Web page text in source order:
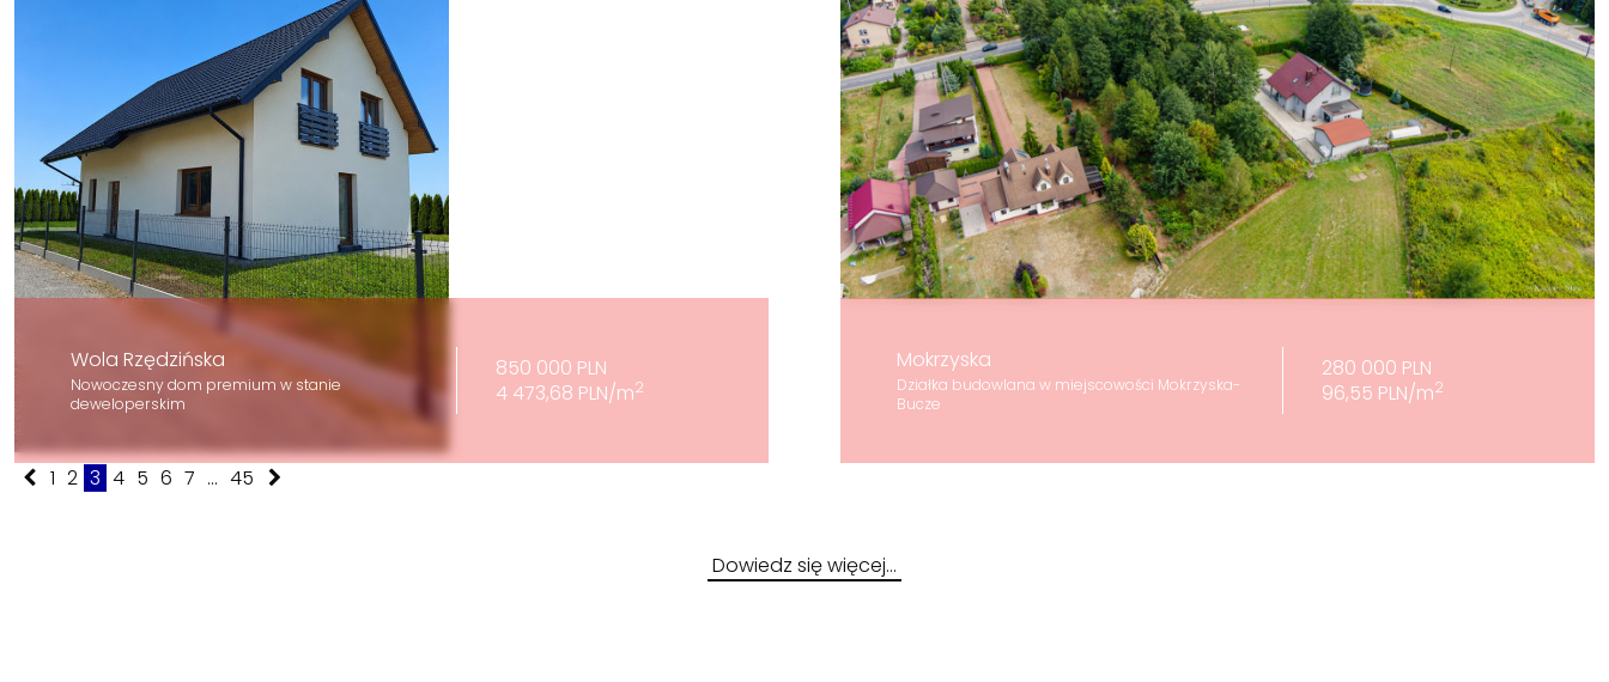
Wola Rzędzińska
Nowoczesny dom premium w stanie
deweloperskim
850 000 PLN
4 473,68 PLN/m2
Mokrzyska
Działka budowlana w miejscowości Mokrzyska-
Bucze
280 000 PLN
96,55 PLN/m2
1 2 3 4 5 6 7 ... 45
Dowiedz się więcej…